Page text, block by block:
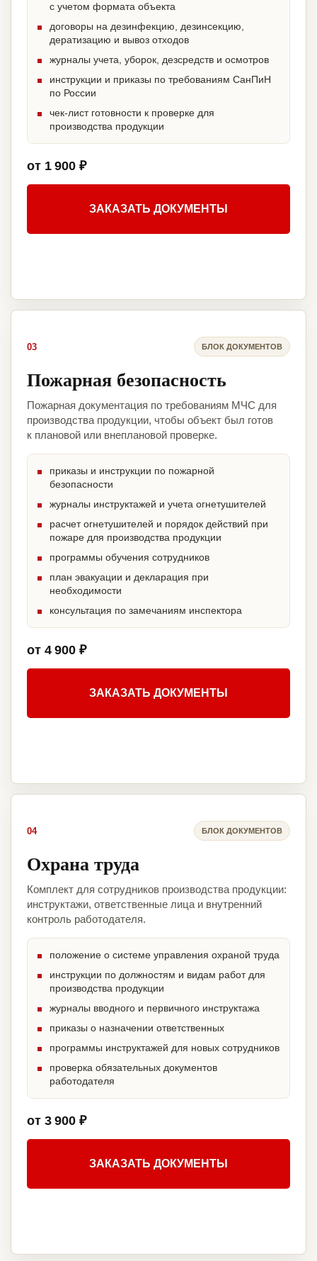
с учетом формата объекта
договоры на дезинфекцию, дезинсекцию,
дератизацию и вывоз отходов
журналы учета, уборок, дезсредств и осмотров
инструкции и приказы по требованиям СанПиН
по России
чек-лист готовности к проверке для
производства продукции
от 1 900 ₽
ЗАКАЗАТЬ ДОКУМЕНТЫ
03 БЛОК ДОКУМЕНТОВ
Пожарная безопасность
Пожарная документация по требованиям МЧС для
производства продукции, чтобы объект был готов
к плановой или внеплановой проверке.
приказы и инструкции по пожарной
безопасности
журналы инструктажей и учета огнетушителей
расчет огнетушителей и порядок действий при
пожаре для производства продукции
программы обучения сотрудников
план эвакуации и декларация при
необходимости
консультация по замечаниям инспектора
от 4 900 ₽
ЗАКАЗАТЬ ДОКУМЕНТЫ
04 БЛОК ДОКУМЕНТОВ
Охрана труда
Комплект для сотрудников производства продукции:
инструктажи, ответственные лица и внутренний
контроль работодателя.
положение о системе управления охраной труда
инструкции по должностям и видам работ для
производства продукции
журналы вводного и первичного инструктажа
приказы о назначении ответственных
программы инструктажей для новых сотрудников
проверка обязательных документов
работодателя
от 3 900 ₽
ЗАКАЗАТЬ ДОКУМЕНТЫ